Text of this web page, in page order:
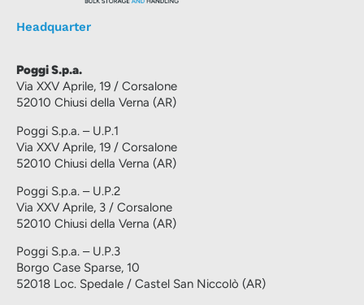
Headquarter
Poggi S.p.a.
Via XXV Aprile, 19 / Corsalone
52010 Chiusi della Verna (AR)
Poggi S.p.a. – U.P.1
Via XXV Aprile, 19 / Corsalone
52010 Chiusi della Verna (AR)
Poggi S.p.a. – U.P.2
Via XXV Aprile, 3 / Corsalone
52010 Chiusi della Verna (AR)
Poggi S.p.a. – U.P.3
Borgo Case Sparse, 10
52018 Loc. Spedale / Castel San Niccolò (AR)